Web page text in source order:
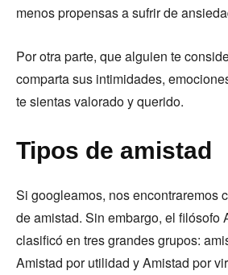
menos propensas a sufrir de
Por otra parte, que alguien te
comparta sus intimidades,
te sientas valorado y querido.
Tipos de amistad
Si googleamos, nos encontraremos
de amistad. Sin embargo, el filósofo
clasificó en tres grandes grupos:
Amistad por utilidad y Amistad por